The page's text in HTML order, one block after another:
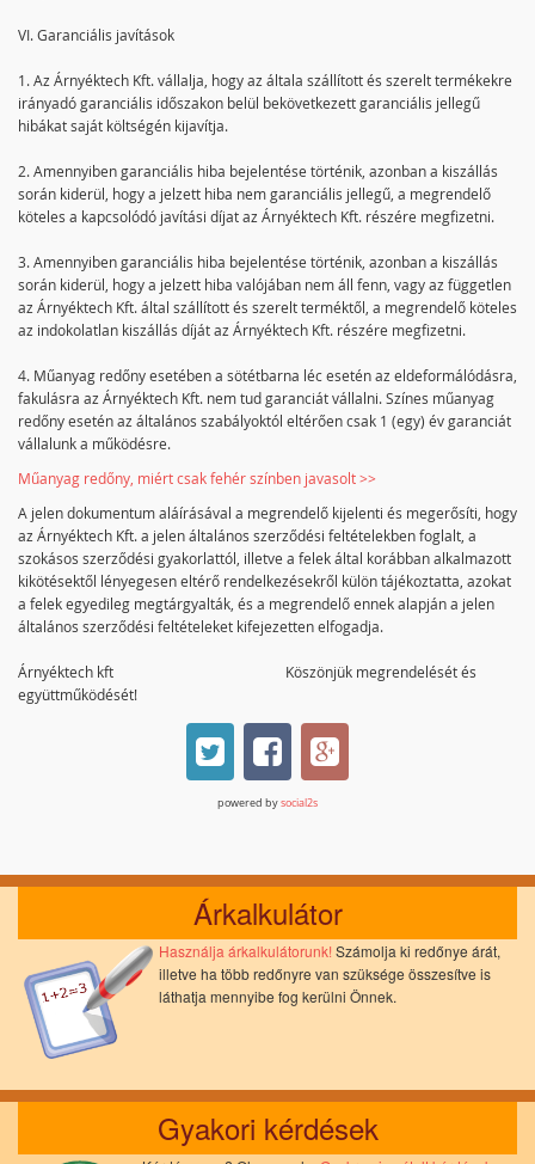
VI. Garanciális javítások
1. Az Árnyéktech Kft. vállalja, hogy az általa szállított és szerelt termékekre
irányadó garanciális időszakon belül bekövetkezett garanciális jellegű
hibákat saját költségén kijavítja.
2. Amennyiben garanciális hiba bejelentése történik, azonban a kiszállás
során kiderül, hogy a jelzett hiba nem garanciális jellegű, a megrendelő
köteles a kapcsolódó javítási díjat az Árnyéktech Kft. részére megfizetni.
3. Amennyiben garanciális hiba bejelentése történik, azonban a kiszállás
során kiderül, hogy a jelzett hiba valójában nem áll fenn, vagy az független
az Árnyéktech Kft. által szállított és szerelt terméktől, a megrendelő köteles
az indokolatlan kiszállás díját az Árnyéktech Kft. részére megfizetni.
4. Műanyag redőny esetében a sötétbarna léc esetén az eldeformálódásra,
fakulásra az Árnyéktech Kft. nem tud garanciát vállalni. Színes műanyag
redőny esetén az általános szabályoktól eltérően csak 1 (egy) év garanciát
vállalunk a működésre.
Műanyag redőny, miért csak fehér színben javasolt >>
A jelen dokumentum aláírásával a megrendelő kijelenti és megerősíti, hogy
az Árnyéktech Kft. a jelen általános szerződési feltételekben foglalt, a
szokásos szerződési gyakorlattól, illetve a felek által korábban alkalmazott
kikötésektől lényegesen eltérő rendelkezésekről külön tájékoztatta, azokat
a felek egyedileg megtárgyalták, és a megrendelő ennek alapján a jelen
általános szerződési feltételeket kifejezetten elfogadja.
Árnyéktech kft Köszönjük megrendelését és
együttműködését!
powered bysocial2s
Árkalkulátor
Használja árkalkulátorunk! Számolja ki redőnye árát,
illetve ha több redőnyre van szüksége összesítve is
láthatja mennyibe fog kerülni Önnek.
Gyakori kérdések